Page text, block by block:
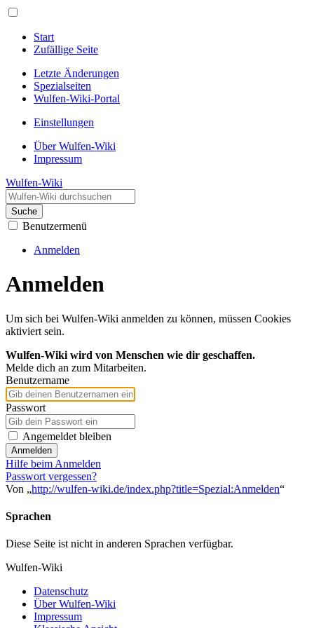
Start
Zufällige Seite
Letzte Änderungen
Spezialseiten
Wulfen-Wiki-Portal
Einstellungen
Über Wulfen-Wiki
Impressum
Wulfen-Wiki
Suche
Benutzermenü
Anmelden
Anmelden
Um sich bei Wulfen-Wiki anmelden zu können, müssen Cookies
aktiviert sein.
Wulfen-Wiki wird von Menschen wie dir geschaffen.
Melde dich an zum Mitarbeiten.
Benutzername
Passwort
Angemeldet bleiben
Anmelden
Hilfe beim Anmelden
Passwort vergessen?
Von „http://wulfen-wiki.de/index.php?title=Spezial:Anmelden“
Sprachen
Diese Seite ist nicht in anderen Sprachen verfügbar.
Wulfen-Wiki
Datenschutz
Über Wulfen-Wiki
Impressum